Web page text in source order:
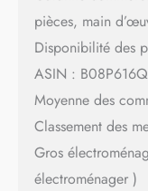
pièces, main
Disponibilité des
ASIN :
Moyenne des
Classement des
Gros
électroménager )